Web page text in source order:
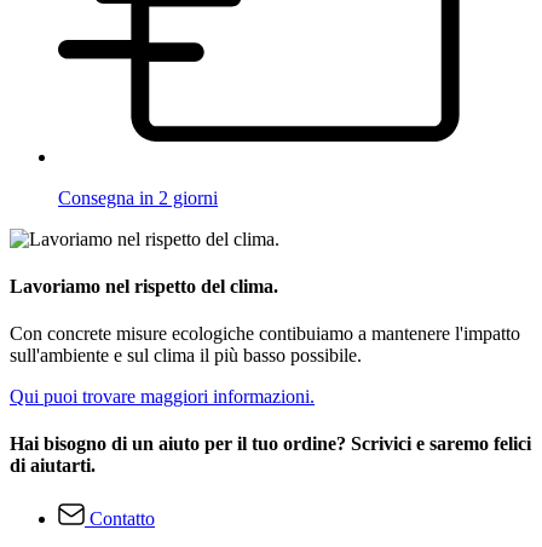
Consegna in 2 giorni
Lavoriamo nel rispetto del clima.
Con concrete misure ecologiche contibuiamo a mantenere l'impatto
sull'ambiente e sul clima il più basso possibile.
Qui puoi trovare maggiori informazioni.
Hai bisogno di un aiuto per il tuo ordine? Scrivici e saremo felici
di aiutarti.
Contatto